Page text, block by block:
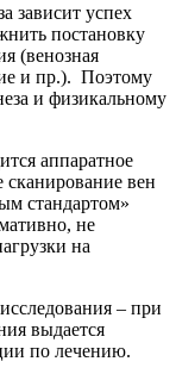
зависит успех
постановку
(венозная
и пр.). Поэтому
и физикальному
аппаратное
сканирование вен
стандартом»
не
на
– при
выдается
по лечению.